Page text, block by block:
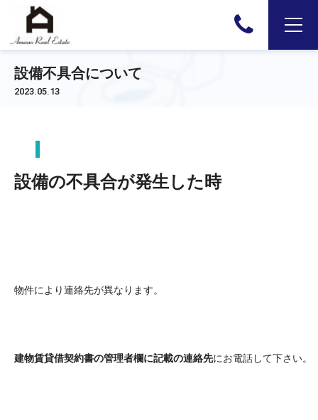
設備不具合について
2023.05.13
設備の不具合が発生した時
物件により連絡先が異なります。
建物賃貸借契約書の管理者欄に記載の連絡先にお電話して下さい。